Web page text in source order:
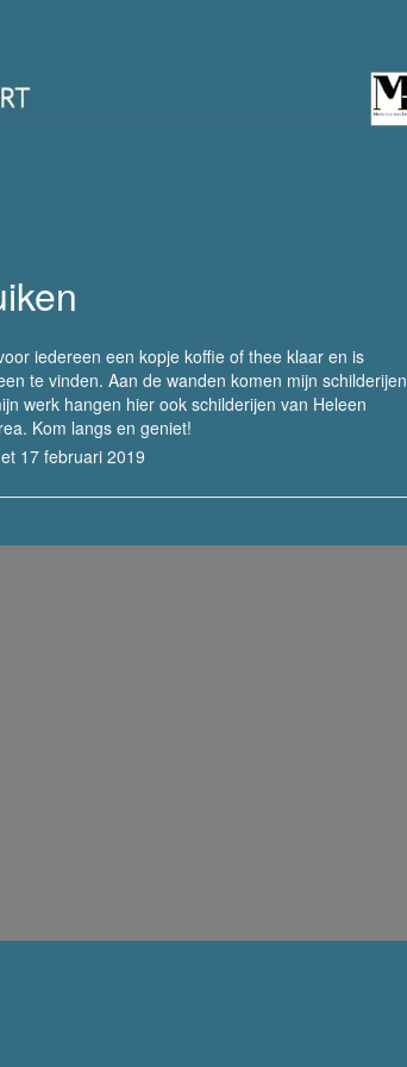
iedereen een kopje koffie of thee klaar en is
te vinden. Aan de wanden komen mijn schilderijen
werk hangen hier ook schilderijen van Heleen
Kom langs en geniet!
17 februari 2019